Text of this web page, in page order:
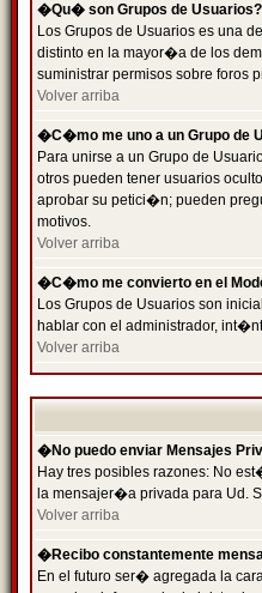
�Qu� son Grupos de Usuarios?
Los Grupos de Usuarios es una
distinto en la mayor�a de los
suministrar permisos sobre foros
Volver arriba
�C�mo me uno a un Grupo de
Para unirse a un Grupo de
otros pueden tener usuarios
aprobar su petici�n; pueden
motivos.
Volver arriba
�C�mo me convierto en el
Los Grupos de Usuarios son
hablar con el administrador,
Volver arriba
�No puedo enviar Mensajes
Hay tres posibles razones: No
la mensajer�a privada para Ud.
Volver arriba
�Recibo constantemente
En el futuro ser� agregada la